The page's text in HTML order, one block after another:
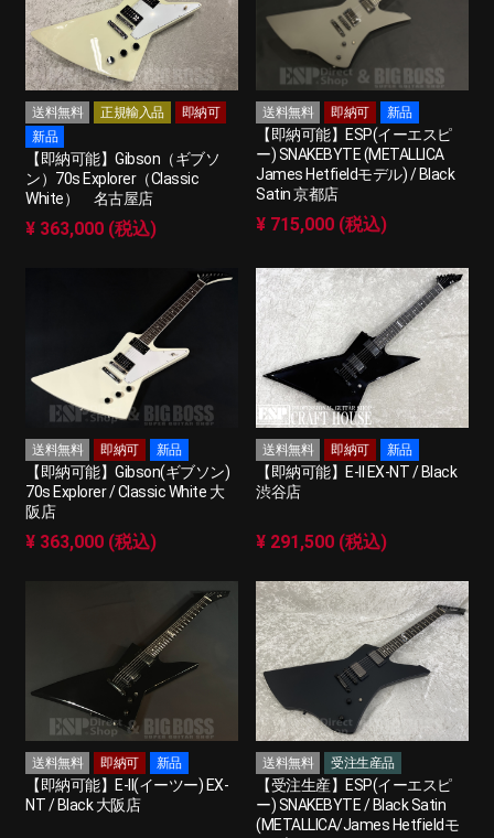
送料無料 正規輸入品
即納可
新品
【即納可能】Gibson（ギブソ
ン）70s Explorer（Classic
White） 名古屋店
¥ 363,000 (税込)
送料無料 即納可 新品
【即納可能】ESP(イーエスピ
ー) SNAKEBYTE (METALLICA
James Hetfieldモデル) / Black
Satin 京都店
¥ 715,000 (税込)
送料無料 即納可 新品
【即納可能】Gibson(ギブソン)
70s Explorer / Classic White 大
阪店
¥ 363,000 (税込)
送料無料 即納可 新品
【即納可能】E-II EX-NT / Black
渋谷店
¥ 291,500 (税込)
送料無料 即納可 新品
【即納可能】E-II(イーツー) EX-
NT / Black 大阪店
送料無料 受注生産品
【受注生産】ESP(イーエスピ
ー) SNAKEBYTE / Black Satin
(METALLICA/James Hetfieldモ